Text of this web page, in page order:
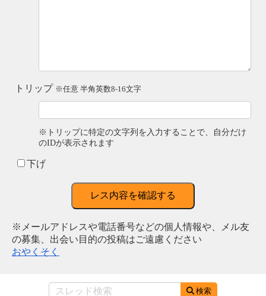
トリップ ※任意 半角英数8-16文字
※トリップに特定の文字列を入力することで、自分だけ
のIDが表示されます
下げ
レス内容を確認する
※メールアドレスや電話番号などの個人情報や、メル友
の募集、出会い目的の投稿はご遠慮ください
おやくそく
検索